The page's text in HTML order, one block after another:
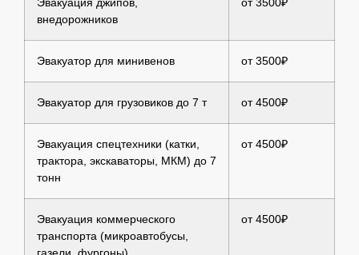
внедорожников
Эвакуатор для минивенов от 3500₽
Эвакуатор для грузовиков до 7 т от 4500₽
Эвакуация спецтехники (катки,
трактора, экскаваторы, МКМ) до 7
тонн
от 4500₽
Эвакуация коммерческого
транспорта (микроавтобусы,
газели, фургоны)
от 4500₽